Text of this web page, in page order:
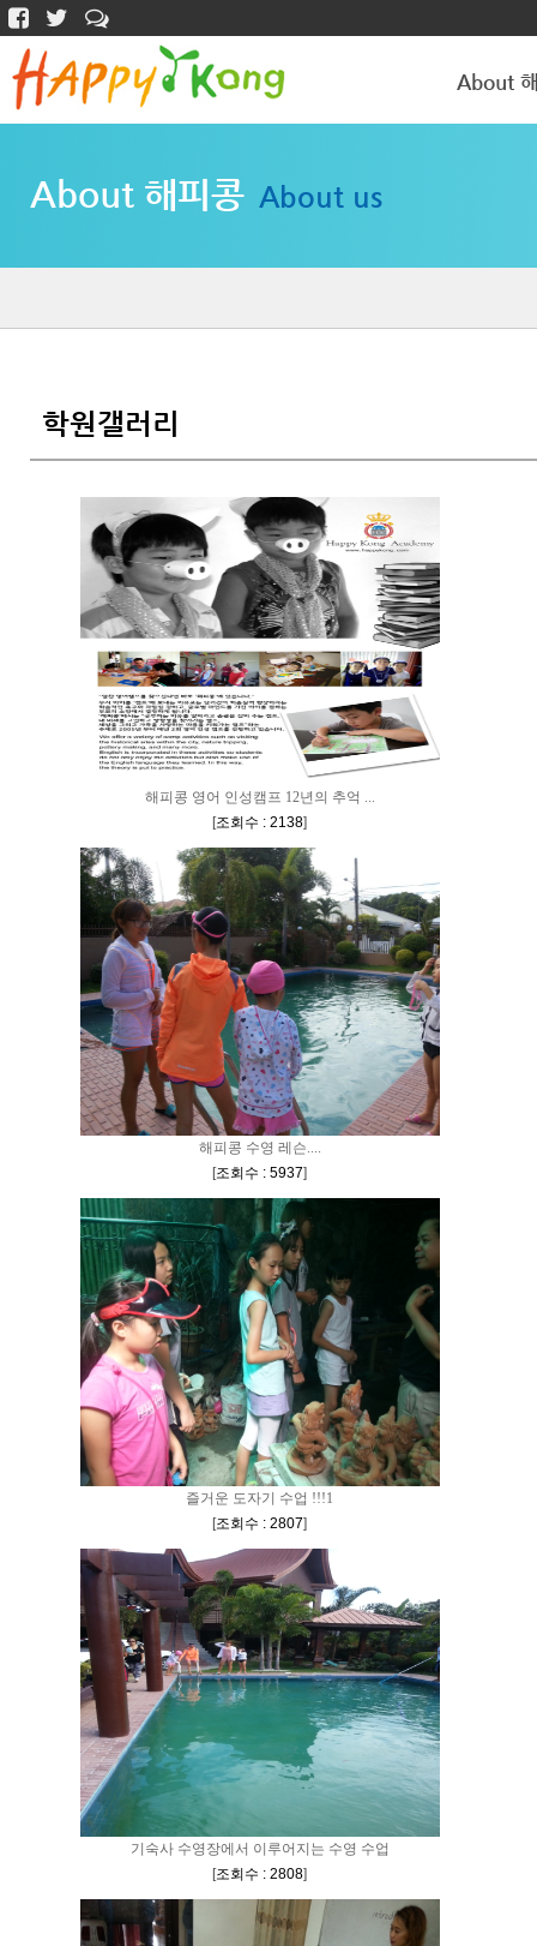
About
About 해피콩 About us
학원갤러리
해피콩 영어 인성캠프 12년의 추억 ...
[조회수 : 2138]
해피콩 수영 레슨....
[조회수 : 5937]
즐거운 도자기 수업 !!!1
[조회수 : 2807]
기숙사 수영장에서 이루어지는 수영 수업
[조회수 : 2808]